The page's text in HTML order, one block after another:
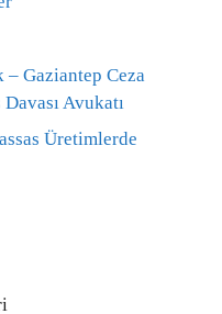
Gaziantep Ceza
Avukatı
Üretimlerde